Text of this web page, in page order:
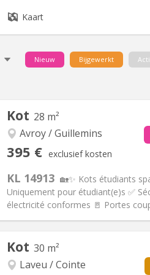
Kaart
Nieuw Bijgewerkt
Kot 28 m²
Avroy / Guillemins
395 € exclusief kosten
KL 14913 🏡✨ Kots étudiants
Uniquement pour étudiant(e)s ✅
électricité conformes 🚪 Portes
Keuken: Privé (aparte kamer)
Oppervlakte:
Kot 30 m²
Laveu / Cointe